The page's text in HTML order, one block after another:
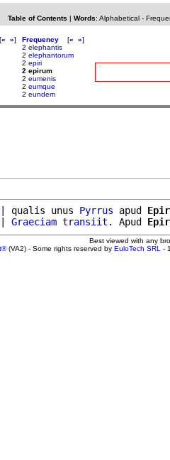
Table of Contents | Words: Alphabetical-
[« »]
Frequency [« »]
2 elephantis
2 elephantorum
2 epiri
2 epirum
2 eumenis
2 eumque
2 eundem
| qualis unus Pyrrus apud
| Graeciam transiit . Apud
Best viewed with any
(VA2) - Some rights reserved by EuloTech SRL -